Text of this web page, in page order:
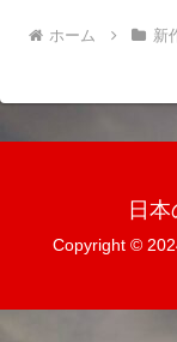
ホーム 新
日
Copyright ©